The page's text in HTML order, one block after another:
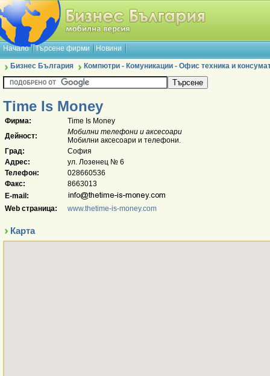
Начало Търсене фирми Новини
Бизнес България Компютри - Комуникации - Офис техника и
Time Is Money
Фирма:
Time Is Money
Дейност:
Мобилни телефони и аксесоари
Mобилни аксесоари и телефони.
Град:
София
Адрес:
ул. Лозенец № 6
Телефон:
028660536
Факс:
8663013
E-mail:
Web страница:
www.thetime-is-money.com
Карта